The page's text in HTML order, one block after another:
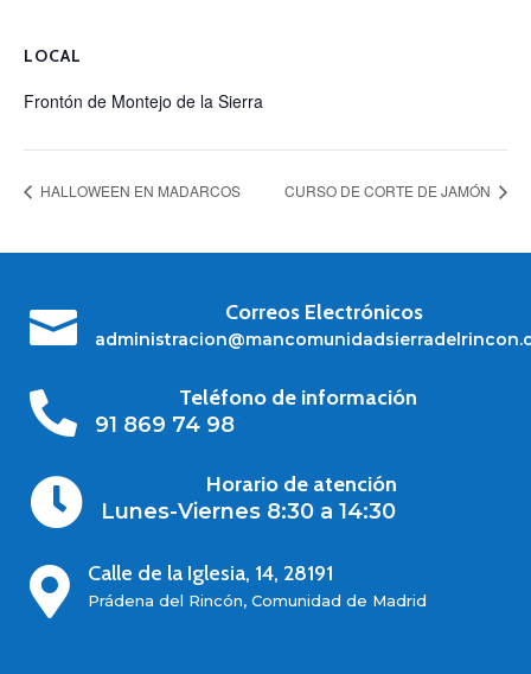
LOCAL
Frontón de Montejo de la Sierra
HALLOWEEN EN MADARCOS CURSO DE CORTE DE JAMÓN
 Correos Electrónicos

Teléfono de información
91 869 74 98

Horario de atención
Lunes-Viernes 8:30 a 14:30
 Calle de la Iglesia, 14, 28191
Prádena del Rincón, Comunidad de Madrid